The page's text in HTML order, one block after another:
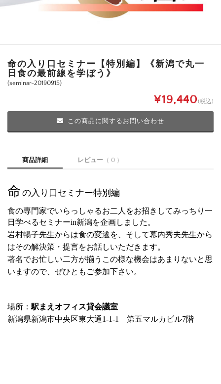
命の入り口セミナー【特別編】《新潟で丸一
日食の最前線を学ぼう》
(seminar-20190915)
¥19,440(税込)
この商品に関するお問い合わせ
商品詳細 レビュー （ 0 ）
命 の入り口セミナー特別編
食の専門家でいらっしゃるお二人をお招きしてみっちり一
日学べるセミナーin新潟を企画しました。
岩村暢子先生からは食の変遷を、そして幕内秀夫先生から
はその解決策・提言をお話しいただきます。
著名でお忙しい二方が揃うこの様な機会はあまりないと思
いますので、ぜひともご参加下さい。
場所：駅まえオフィス貸会議室
新潟県新潟市中央区東大通1‐1‐1 第五マルカビル7階